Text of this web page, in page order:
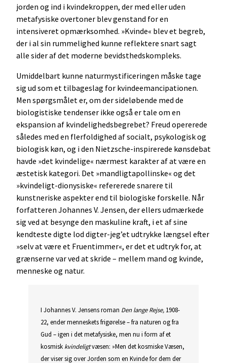
jorden og ind i kvindekroppen, der med eller uden
metafysiske overtoner blev genstand for en
intensiveret opmærksomhed. »Kvinde« blev et begreb,
der i al sin rummelighed kunne reflektere snart sagt
alle sider af det moderne bevidsthedskompleks.
Umiddelbart kunne naturmystificeringen måske tage
sig ud som et tilbageslag for kvindeemancipationen.
Men spørgsmålet er, om der sideløbende med de
biologistiske tendenser ikke også er tale om en
ekspansion af kvindelighedsbegrebet? Freud opererede
således med en flerfoldighed af socialt, psykologisk og
biologisk køn, og i den Nietzsche-inspirerede kønsdebat
havde »det kvindelige« nærmest karakter af at være en
æstetisk kategori. Det »mandligtapollinske« og det
»kvindeligt-dionysiske« refererede snarere til
kunstneriske aspekter end til biologiske forskelle. Når
forfatteren Johannes V. Jensen, der ellers udmærkede
sig ved at besynge den maskuline kraft, i et af sine
kendteste digte lod digter-jeg’et udtrykke længsel efter
»selv at være et Fruentimmer«, er det et udtryk for, at
grænserne var ved at skride – mellem mand og kvinde,
menneske og natur.
I Johannes V. Jensens roman Den lange Rejse, 1908-
22, ender menneskets frigørelse – fra naturen og fra
Gud – igen i det metafysiske, men nu i form af et
kosmisk kvindeligtvæsen: »Men det kosmiske Væsen,
der viser sig over Jorden som en Kvinde for dem der